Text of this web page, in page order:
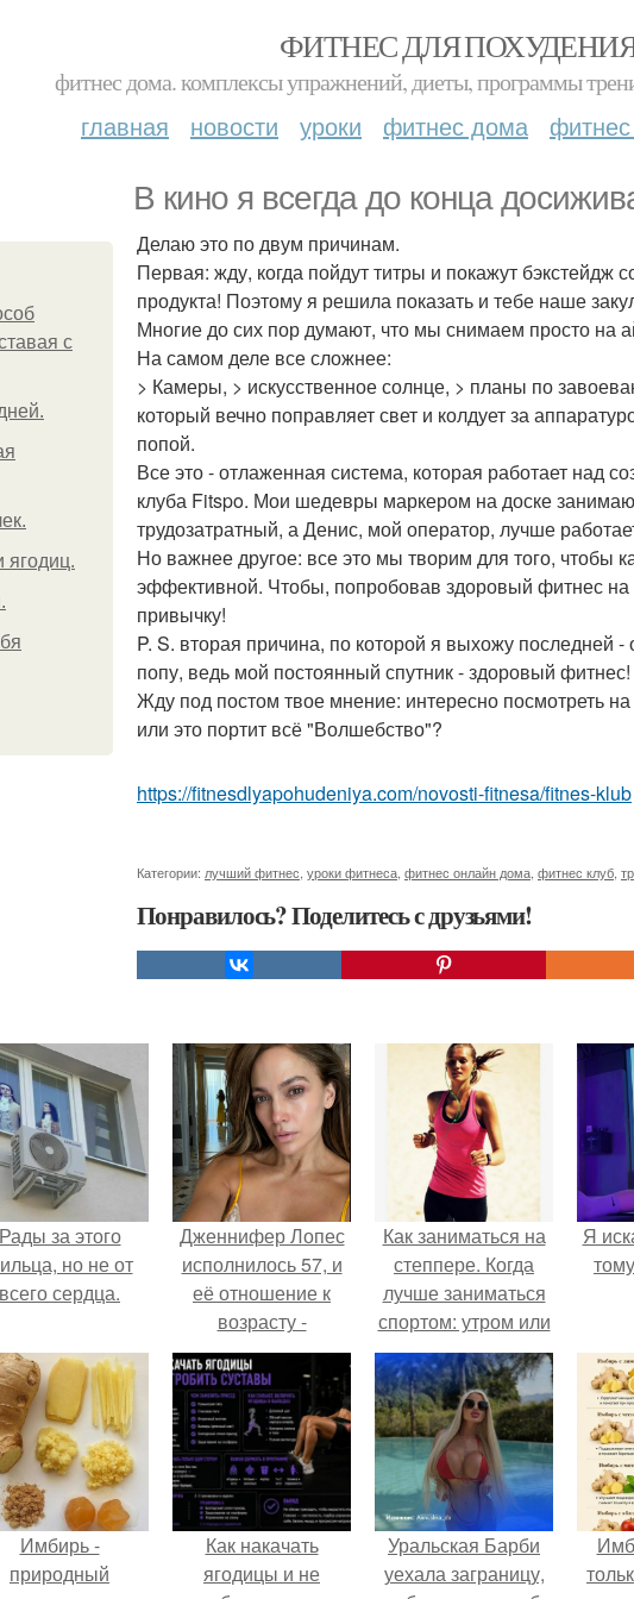
ФИТНЕС ДЛЯ
фитнес дома. комплексы упражнений, диеты, программы
главная новости уроки фитнес дома
В кино я всегда до конца
с
ягодиц.
Делаю это по двум причинам.
Первая: жду, когда пойдут титры и покажут бэкстейдж
продукта! Поэтому я решила показать и тебе наше
Многие до сих пор думают, что мы снимаем просто на
На самом деле все сложнее:
> Камеры, > искусственное солнце, > планы по
который вечно поправляет свет и колдует за
попой.
Все это - отлаженная система, которая работает над
клуба Fitspo. Мои шедевры маркером на доске
трудозатратный, а Денис, мой оператор, лучше
Но важнее другое: все это мы творим для того, чтобы
эффективной. Чтобы, попробовав здоровый фитнес
привычку!
P. S. вторая причина, по которой я выхожу последней
попу, ведь мой постоянный спутник - здоровый фитнес!
Жду под постом твое мнение: интересно посмотреть
или это портит всё "Волшебство"?
https://fitnesdlyapohudeniya.com/novosti-fitnesa/fitnes-klub
Категории: лучший фитнес уроки фитнеса фитнес онлайн дома фитнес клуб
Понравилось? Поделитесь с друзьями!
Рады за этого
но не от
всего сердца.
Дженнифер Лопес
исполнилось 57, и
её отношение к
возрасту -
настоящий
манифест
уверенности: "не
говорите, что я
отлично выгляжу
для 57.
Как заниматься на
степпере. Когда
лучше заниматься
спортом: утром или
вечером
Я
Имбирь -
природный
Как накачать
ягодицы и не
Уральская Барби
уехала заграницу,